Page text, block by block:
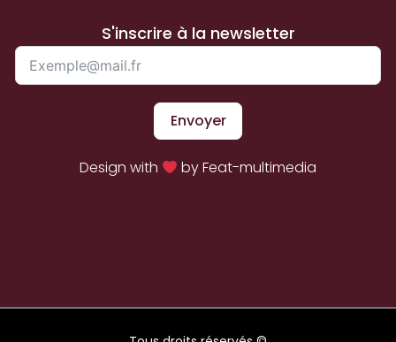
S'inscrire à la newsletter
Envoyer
Design with by Feat-multimedia